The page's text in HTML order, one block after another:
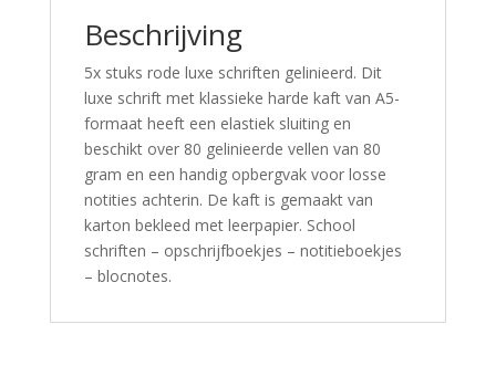
Beschrijving
5x stuks rode luxe schriften gelinieerd. Dit
luxe schrift met klassieke harde kaft van A5-
formaat heeft een elastiek sluiting en
beschikt over 80 gelinieerde vellen van 80
gram en een handig opbergvak voor losse
notities achterin. De kaft is gemaakt van
karton bekleed met leerpapier. School
schriften – opschrijfboekjes – notitieboekjes
– blocnotes.